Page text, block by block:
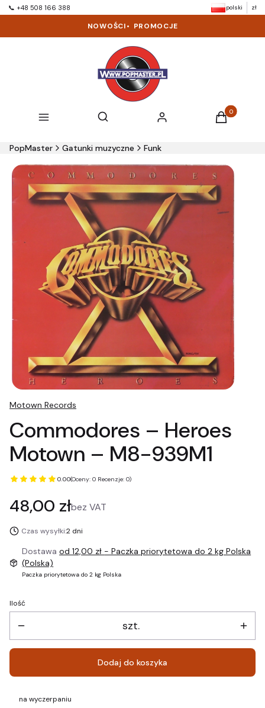
📞 +48 508 166 388 polski zł
NOWOŚCI• PROMOCJE
Menu Otwórz wyszukiwarkę
Szukaj Zaloguj się Produkty w
Koszyk
PopMaster Gatunki muzyczne Funk
Motown Records
Commodores – Heroes
Motown – M8-939M1
0.00(Oceny: 0 Recenzje: 0)
Cena
48,00 złbez VAT
Czas wysyłki:2 dni
Dostawaod 12,00 zł - Paczka priorytetowa do 2 kg Polska
(Polska)
Paczka priorytetowa do 2 kg Polska
Ilość
szt.
Dodaj do koszyka
na wyczerpaniu